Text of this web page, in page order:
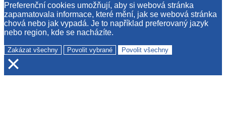
Preferenční cookies umožňují, aby si webová stránka
zapamatovala informace, které mění, jak se webová stránka
chová nebo jak vypadá. Je to například preferovaný jazyk
nebo region, kde se nacházíte.
Zakázat všechny Povolit vybrané